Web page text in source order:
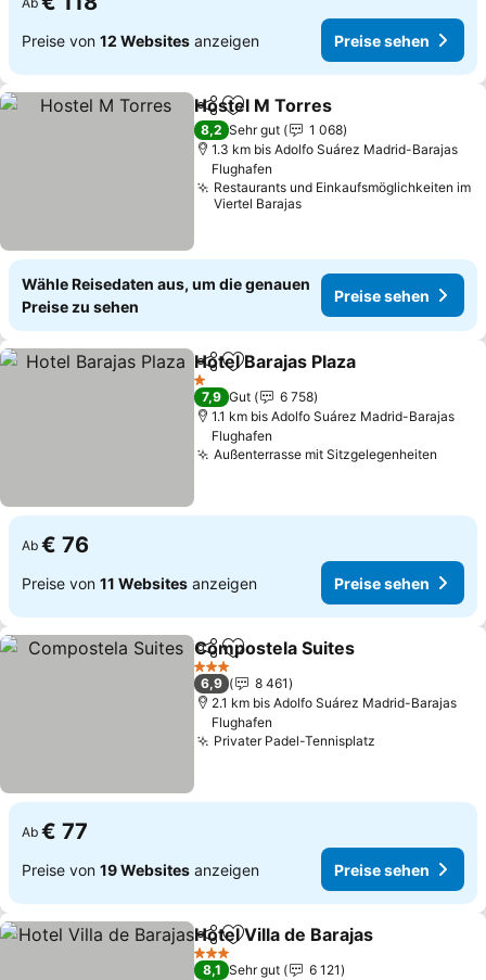
Preise von 12 Websites anzeigen Preise sehen
TeilenZu Favoriten hinzufügen
Hostel M Torres
8,2 Sehr gut
1 068
1.3 km bis Adolfo Suárez Madrid-Barajas
Flughafen
Restaurants und Einkaufsmöglichkeiten im
Viertel Barajas
Wähle Reisedaten aus, um die genauen
Preise zu sehen
Preise sehen
TeilenZu Favoriten hinzufügen
Hotel Barajas Plaza
1 Sterne
7,9 Gut
6 758
1.1 km bis Adolfo Suárez Madrid-Barajas
Flughafen
Außenterrasse mit Sitzgelegenheiten
Ab € 76
Preise von 11 Websites anzeigen Preise sehen
TeilenZu Favoriten hinzufügen
Compostela Suites
3 Sterne
6,9
8 461
2.1 km bis Adolfo Suárez Madrid-Barajas
Flughafen
Privater Padel-Tennisplatz
Ab € 77
Preise von 19 Websites anzeigen Preise sehen
TeilenZu Favoriten hinzufügen
Hotel Villa de Barajas
3 Sterne
8,1 Sehr gut
6 121